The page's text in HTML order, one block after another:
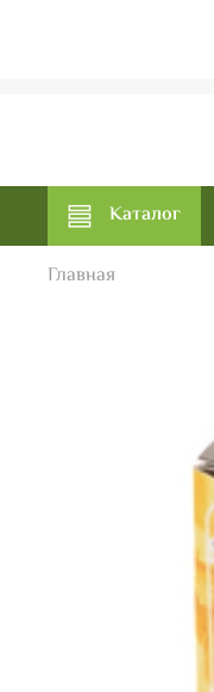
Каталог
Главная